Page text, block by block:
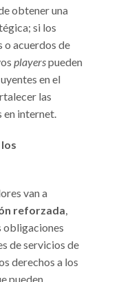
obtener una
si los
o acuerdos de
playerspueden
en el
las
en internet.
van a
reforzada,
obligaciones
de servicios de
derechos a los
pueden